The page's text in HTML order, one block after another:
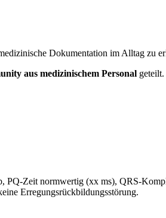
Dokumentation im Alltag zu
aus medizinischem Personal
Zeit normwertig (xx ms), QRS-
Erregungsrückbildungsstörung.